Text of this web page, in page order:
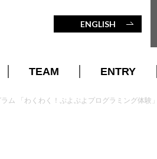
ENGLISH
TEAM
STAFF
ENTRY
入会案内
ム 「わくわく！ぷよぷよプログラミング体験